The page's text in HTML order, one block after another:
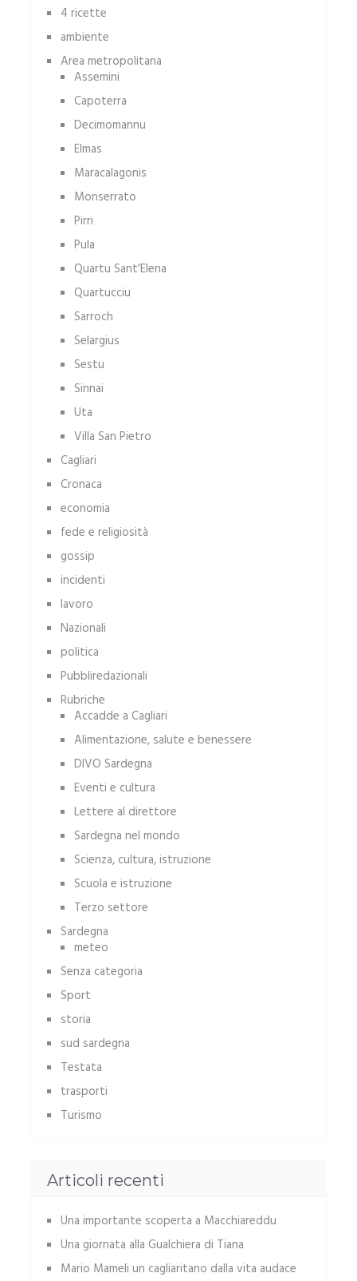
4 ricette
ambiente
Area metropolitana
Assemini
Capoterra
Decimomannu
Elmas
Maracalagonis
Monserrato
Pirri
Pula
Quartu Sant'Elena
Quartucciu
Sarroch
Selargius
Sestu
Sinnai
Uta
Villa San Pietro
Cagliari
Cronaca
economia
fede e religiosità
gossip
incidenti
lavoro
Nazionali
politica
Pubbliredazionali
Rubriche
Accadde a Cagliari
Alimentazione, salute e benessere
DIVO Sardegna
Eventi e cultura
Lettere al direttore
Sardegna nel mondo
Scienza, cultura, istruzione
Scuola e istruzione
Terzo settore
Sardegna
meteo
Senza categoria
Sport
storia
sud sardegna
Testata
trasporti
Turismo
Articoli recenti
Una importante scoperta a Macchiareddu
Una giornata alla Gualchiera di Tiana
Mario Mameli un cagliaritano dalla vita audace